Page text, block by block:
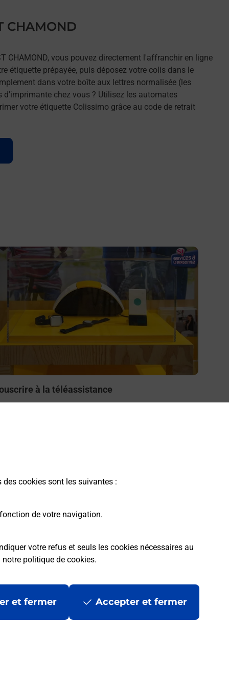
cookies sont les suivantes :
de votre navigation.
votre refus et seuls les cookies nécessaires au
notre politique de cookies.
et fermer Accepter et fermer
CHAMOND
CHAMOND, vous pouvez directement l'affranchir en ligne
étiquette prépayée, puis déposez votre colis dans le
dans votre boîte aux lettres normalisée (les
d'imprimante chez vous ? Utilisez les automates
votre étiquette Colissimo grâce au code de retrait
savoir plus
à la téléassistance
?